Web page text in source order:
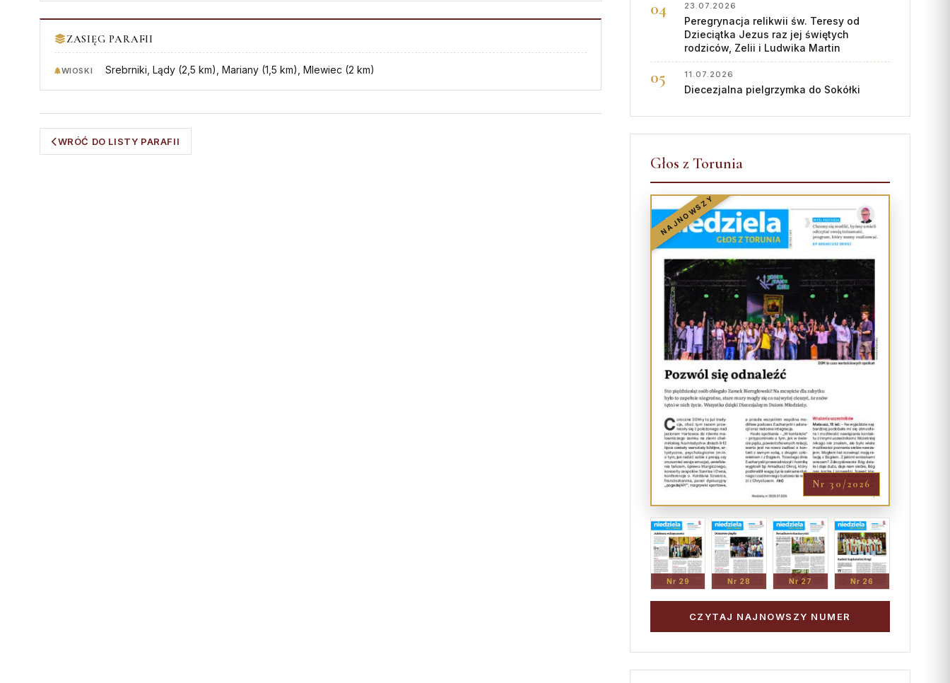
ZASIĘG PARAFII
WIOSKI Srebrniki, Lądy (2,5 km), Mariany (1,5 km), Mlewiec (2 km)
WRÓĆ DO LISTY PARAFII
23.07.2026
Peregrynacja relikwii św. Teresy od
Dzieciątka Jezus raz jej świętych
rodziców, Zelii i Ludwika Martin
11.07.2026
Diecezjalna pielgrzymka do Sokółki
Głos z Torunia
NAJNOWSZY
Nr 30/2026
Nr 29 Nr 28 Nr 27 Nr 26
CZYTAJ NAJNOWSZY NUMER